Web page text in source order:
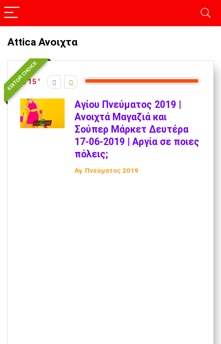
Attica Ανοιχτα
EDITOR CHOICE
15
Αγίου Πνεύματος 2019 |
Ανοιχτά Μαγαζιά και
Σούπερ Μάρκετ Δευτέρα
17-06-2019 | Αργία σε ποιες
πόλεις;
Αγ. Πνεύματος 2019